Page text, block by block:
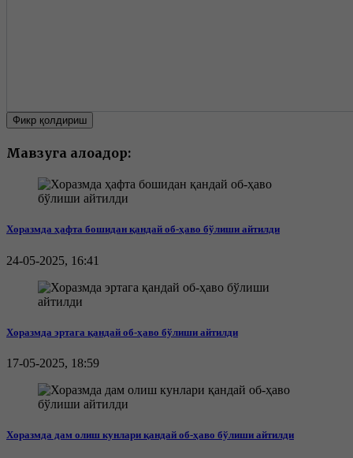
Фикр қолдириш
Мавзуга алоқадор:
Хоразмда ҳафта бошидан қандай об-ҳаво бўлиши айтилди
24-05-2025, 16:41
Хоразмда эртага қандай об-ҳаво бўлиши айтилди
17-05-2025, 18:59
Хоразмда дам олиш кунлари қандай об-ҳаво бўлиши айтилди